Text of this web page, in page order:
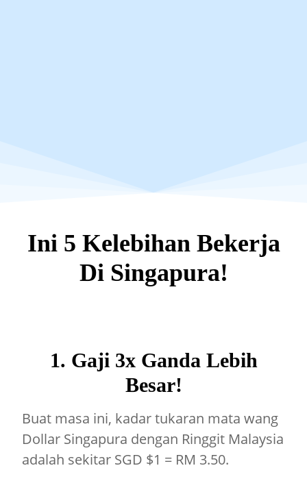
Ini 5 Kelebihan Bekerja
Di Singapura!
1. Gaji 3x Ganda Lebih
Besar!
Buat masa ini, kadar tukaran mata wang
Dollar Singapura dengan Ringgit Malaysia
adalah sekitar SGD $1 = RM 3.50.